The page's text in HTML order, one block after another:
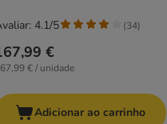
€
€ / unidade
4.1/5 (34)
Adicionar ao carrinho